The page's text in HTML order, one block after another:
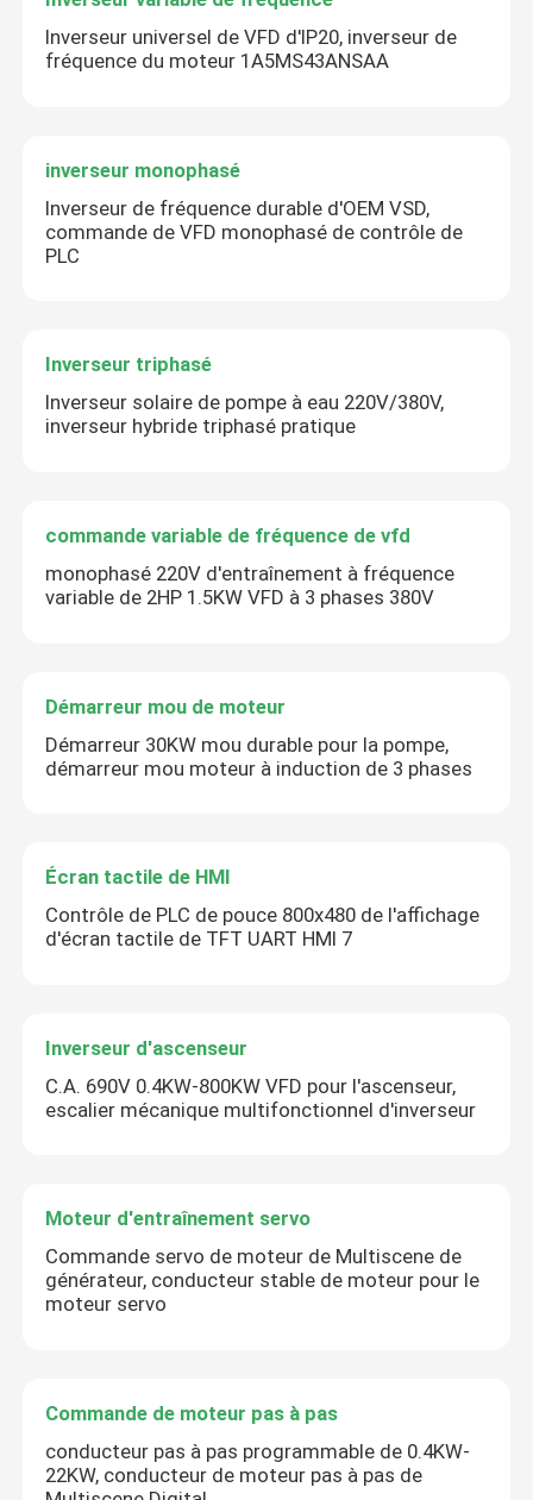
Inverseur universel de VFD d'IP20, inverseur de
fréquence du moteur 1A5MS43ANSAA
inverseur monophasé
Inverseur de fréquence durable d'OEM VSD,
commande de VFD monophasé de contrôle de
PLC
Inverseur triphasé
Inverseur solaire de pompe à eau 220V/380V,
inverseur hybride triphasé pratique
commande variable de fréquence de vfd
monophasé 220V d'entraînement à fréquence
variable de 2HP 1.5KW VFD à 3 phases 380V
Démarreur mou de moteur
Démarreur 30KW mou durable pour la pompe,
démarreur mou moteur à induction de 3 phases
Écran tactile de HMI
Contrôle de PLC de pouce 800x480 de l'affichage
d'écran tactile de TFT UART HMI 7
Inverseur d'ascenseur
C.A. 690V 0.4KW-800KW VFD pour l'ascenseur,
escalier mécanique multifonctionnel d'inverseur
Moteur d'entraînement servo
Commande servo de moteur de Multiscene de
générateur, conducteur stable de moteur pour le
moteur servo
Commande de moteur pas à pas
conducteur pas à pas programmable de 0.4KW-
22KW, conducteur de moteur pas à pas de